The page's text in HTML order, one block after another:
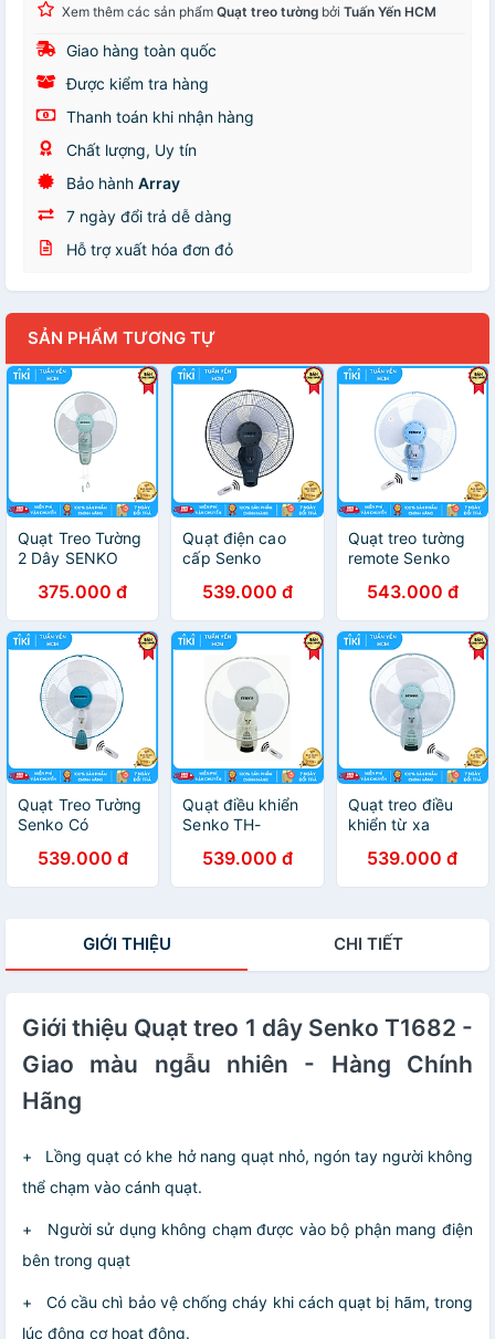
Xem thêm các sản phẩm Quạt treo tường bởi Tuấn Yến HCM
Giao hàng toàn quốc
Được kiểm tra hàng
Thanh toán khi nhận hàng
Chất lượng, Uy tín
Bảo hành Array
7 ngày đổi trả dễ dàng
Hỗ trợ xuất hóa đơn đỏ
SẢN PHẨM TƯƠNG TỰ
Quạt Treo Tường
2 Dây SENKO
Ngẫu Nhiên -
Hàng Chính Hãng
375.000 đ
Quạt điện cao
cấp Senko
khiển từ xa bằng
Remote màu
ngẫu nhiên -
Hàng chính hãng
539.000 đ
Quạt treo tường
remote Senko
- TR1428 - Giao
màu ngẫu nhiên
543.000 đ
Quạt Treo Tường
Senko Có
Giao Màu Ngẫu
Nhiên - Hàng
539.000 đ
Quạt điều khiển
Senko TH-
chính hãng
539.000 đ
Quạt treo điều
khiển từ xa
chính hãng
539.000 đ
GIỚI THIỆU CHI TIẾT
Giới thiệu Quạt treo 1 dây Senko T1682 -
Giao màu ngẫu nhiên - Hàng Chính
Hãng
+ Lồng quạt có khe hở nang quạt nhỏ, ngón tay người không
thể chạm vào cánh quạt.
+ Người sử dụng không chạm được vào bộ phận mang điện
bên trong quạt
+ Có cầu chì bảo vệ chống cháy khi cách quạt bị hãm, trong
lúc động cơ hoạt động.